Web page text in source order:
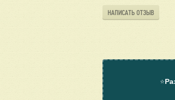
НАПИСАТЬ ОТЗЫВ
⭐